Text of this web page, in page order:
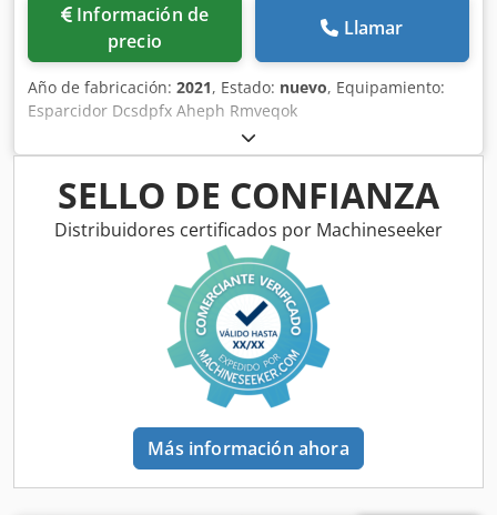
Información de
precio
Llamar
Año de fabricación: 2021, Estado: nuevo, Equipamiento:
Esparcidor Dcsdpfx Aheph Rmveqok
SELLO DE CONFIANZA
Distribuidores certificados por Machineseeker
Más información ahora